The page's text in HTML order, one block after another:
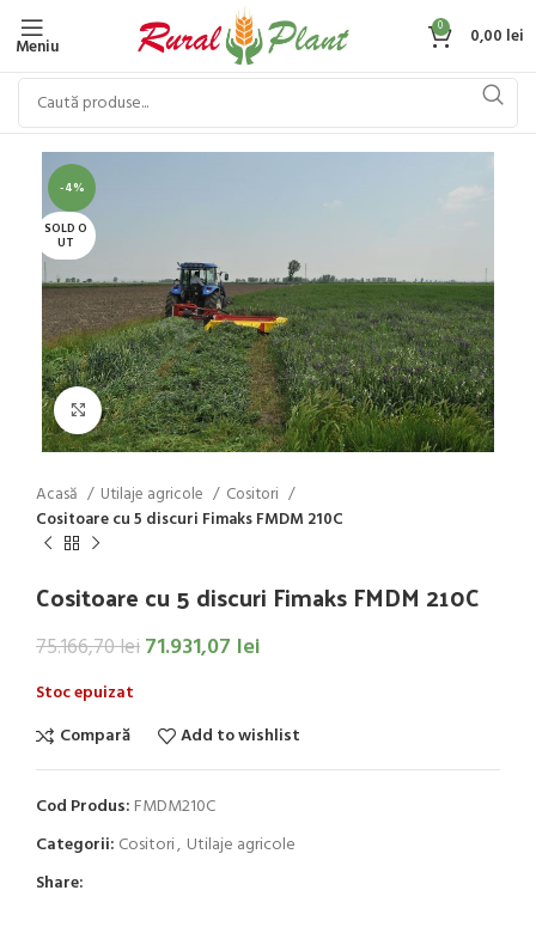
Meniu
0 0,00 lei
-4%
SOLD O
UT
Click to enlarge
Acasă Utilaje agricole
Cositori
Cositoare cu 5 discuri Fimaks FMDM 210C
Cositoare cu 5 discuri Fimaks FMDM 210C
75.166,70lei71.931,07 lei
Stoc epuizat
Compară
Add to wishlist
Cod Produs: FMDM210C
Categorii: Cositori, Utilaje agricole
Share: